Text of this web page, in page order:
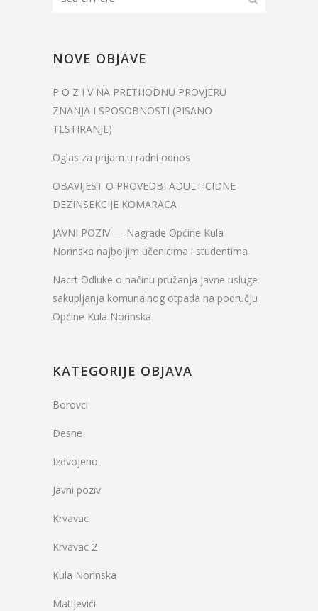
NOVE OBJAVE
P O Z I V NA PRETHODNU PROVJERU
ZNANJA I SPOSOBNOSTI (PISANO
TESTIRANJE)
Oglas za prijam u radni odnos
OBAVIJEST O PROVEDBI ADULTICIDNE
DEZINSEKCIJE KOMARACA
JAVNI POZIV — Nagrade Općine Kula
Norinska najboljim učenicima i studentima
Nacrt Odluke o načinu pružanja javne usluge
sakupljanja komunalnog otpada na području
Općine Kula Norinska
KATEGORIJE OBJAVA
Borovci
Desne
Izdvojeno
Javni poziv
Krvavac
Krvavac 2
Kula Norinska
Matijevići